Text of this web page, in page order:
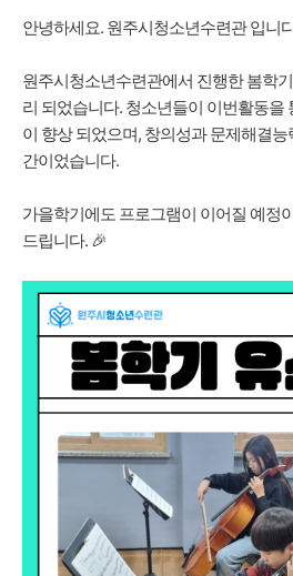
안녕하세요. 원주시청소년수련관 입니
원주시청소년수련관에서 진행한 봄학
리 되었습니다. 청소년들이 이번활동을
이 향상 되었으며, 창의성과 문제해결
간이었습니다.
가을학기에도 프로그램이 이어질 예정
드립니다. 🎉